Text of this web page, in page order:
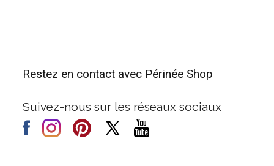
Restez en contact avec Périnée Shop
Suivez-nous sur les réseaux sociaux